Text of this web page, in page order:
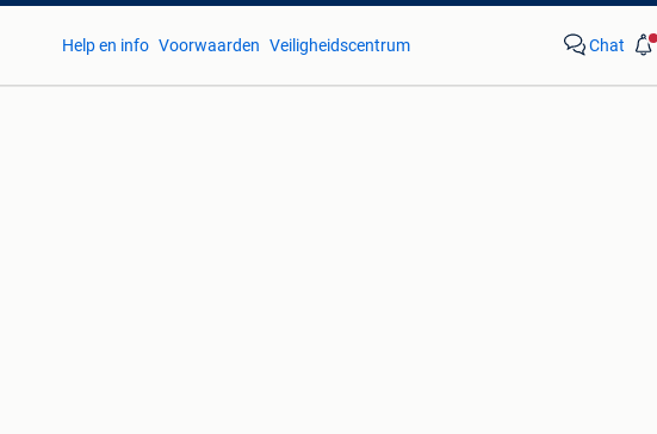
Help en info Voorwaarden Veiligheidscentrum Chat